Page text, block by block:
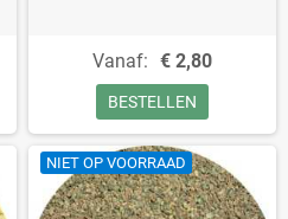
Vanaf: € 2,80
BESTELLEN
NIET OP VOORRAAD